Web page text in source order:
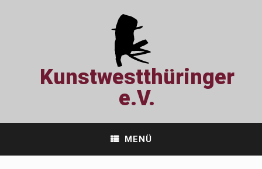
Kunstwestthüringer
e.V.
MENÜ